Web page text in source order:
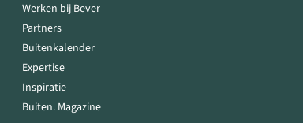
Werken bij Bever
Partners
Buitenkalender
Expertise
Inspiratie
Buiten. Magazine